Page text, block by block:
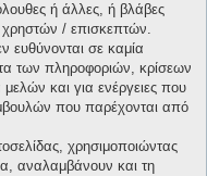
ή άλλες, ή βλάβες
/ επισκεπτών.
ευθύνονται σε καμία
των πληροφοριών, κρίσεων
και για ενέργειες που
που παρέχονται από
χρησιμοποιώντας
αναλαμβάνουν και τη